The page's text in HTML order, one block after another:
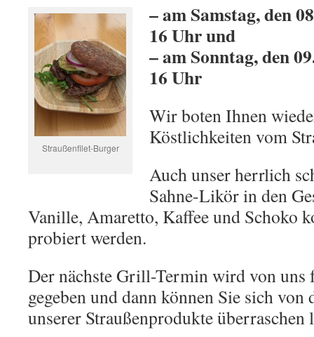
Straußenfilet-Burger
– am Samstag, den
16 Uhr und
– am Sonntag, den
16 Uhr
Wir boten Ihnen
Köstlichkeiten vom
Auch unser herrlich
Sahne-Likör in den
Vanille, Amaretto, Kaffee und Schoko
probiert werden.
Der nächste Grill-Termin wird von uns
gegeben und dann können Sie sich von
unserer Straußenprodukte überraschen